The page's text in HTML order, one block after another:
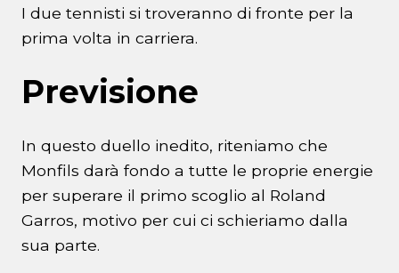
I due tennisti si troveranno di fronte per la
prima volta in carriera.
Previsione
In questo duello inedito, riteniamo che
Monfils darà fondo a tutte le proprie energie
per superare il primo scoglio al Roland
Garros, motivo per cui ci schieriamo dalla
sua parte.